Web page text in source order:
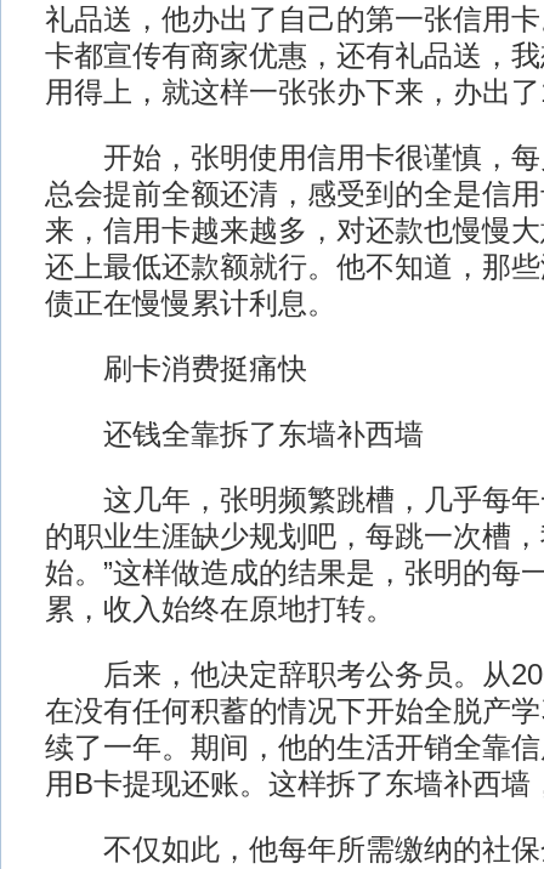
礼品送，他办出了自己的第一张信用
卡都宣传有商家优惠，还有礼品送，
用得上，就这样一张张办下来，办出
开始，张明使用信用卡很谨慎，每
总会提前全额还清，感受到的全是信
来，信用卡越来越多，对还款也慢慢
还上最低还款额就行。他不知道，那
债正在慢慢累计利息。
刷卡消费挺痛快
还钱全靠拆了东墙补西墙
这几年，张明频繁跳槽，几乎每年
的职业生涯缺少规划吧，每跳一次槽
始。”这样做造成的结果是，张明的每
累，收入始终在原地打转。
后来，他决定辞职考公务员。从
在没有任何积蓄的情况下开始全脱产
续了一年。期间，他的生活开销全靠
用B卡提现还账。这样拆了东墙补西墙
不仅如此，他每年所需缴纳的社保